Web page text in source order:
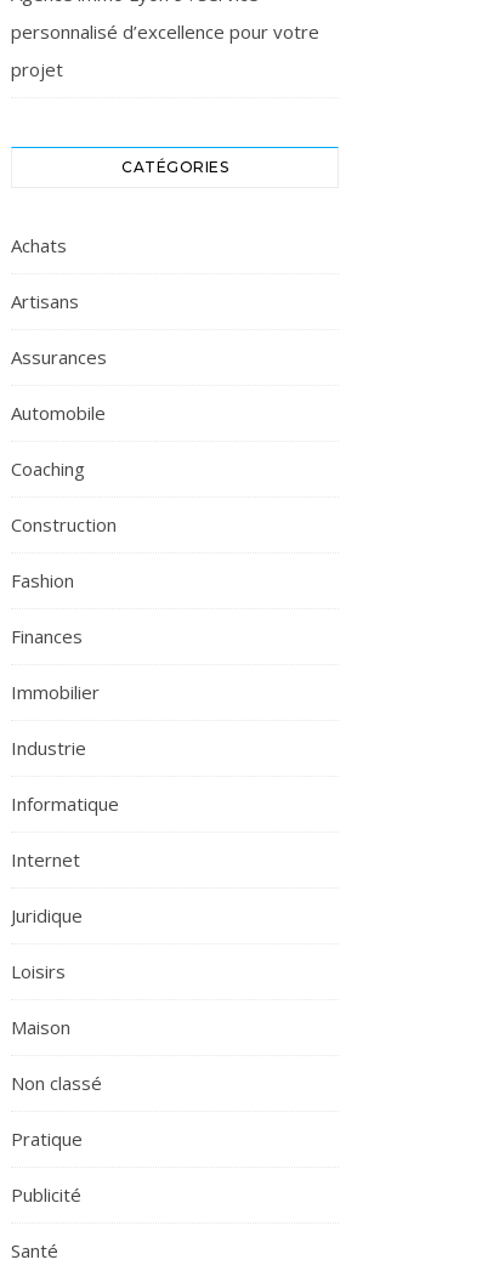
personnalisé d’excellence pour votre
projet
CATÉGORIES
Achats
Artisans
Assurances
Automobile
Coaching
Construction
Fashion
Finances
Immobilier
Industrie
Informatique
Internet
Juridique
Loisirs
Maison
Non classé
Pratique
Publicité
Santé